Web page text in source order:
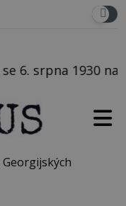
ve své